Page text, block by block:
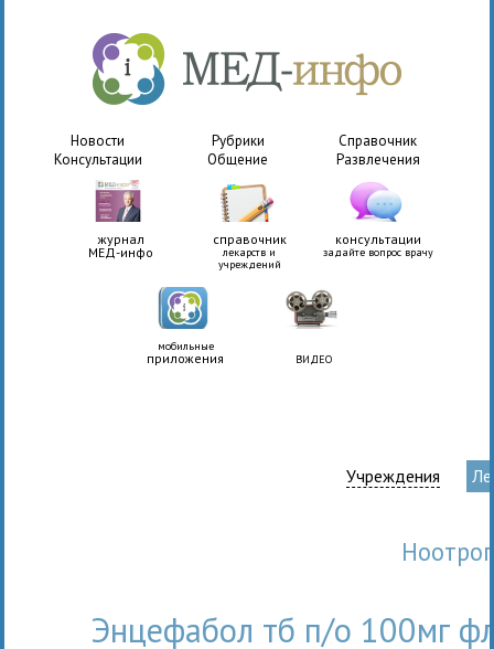
Новости Рубрики
Справочник
Консультации
Общение Развлечения
журнал
МЕД-инфо
справочник
лекарств и
учреждений
консультации
задайте вопрос врачу
мобильные
приложения ВИДЕО
Учреждения
Энцефабол тб п/о 100мг